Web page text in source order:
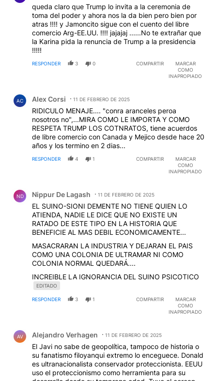
queda claro que Trump lo invita a la ceremonia de
toma del poder y ahora nos la da bien pero bien por
atras !!!! y Jamoncito sigue con el cuento del libre
comercio Arg-EE.UU. !!!! jajajaj ......No te extrañar que
la Karina pida la renuncia de Trump a la presidencia
!!!!!
RESPONDER 3 0 COMPARTIR
MARCAR
COMO
INAPROPIADO
AC Alex Corsi 11 DE FEBRERO DE 2025
RIDICULO MENAJE.... "conra aranceles peroa
nosotros no",...MIRA COMO LE IMPORTA Y COMO
RESPETA TRUMP LOS COTNRATOS, tiene acuerdos
de libre comercio con Canada y Mejico desde hace 20
años y los termino en 2 dias...
RESPONDER 4 1 COMPARTIR
MARCAR
COMO
INAPROPIADO
ND Nippur De Lagash 11 DE FEBRERO DE 2025
EL SUINO-SIONI DEMENTE NO TIENE QUIEN LO
ATIENDA, NADIE LE DICE QUE NO EXISTE UN
RATADO DE ESTE TIPO EN LA HISTORIA QUE
BENEFICIE AL MAS DEBIL ECONOMICAMENTE...
MASACRARAN LA INDUSTRIA Y DEJARAN EL PAIS
COMO UNA COLONIA DE ULTRAMAR NI COMO
COLONIA NORMAL QUEDARÁ....
INCREIBLE LA IGNORANCIA DEL SUINO PSICOTICO
EDITADO
RESPONDER 3 1 COMPARTIR
MARCAR
COMO
INAPROPIADO
AV Alejandro Verhagen 11 DE FEBRERO DE 2025
El Javi no sabe de geopolítica, tampoco de historia o
su fanatismo filoyanqui extremo lo enceguece. Donald
es ultranacionalista conservador proteccionista. EEUU
uso el proteccionismo como herramienta para su